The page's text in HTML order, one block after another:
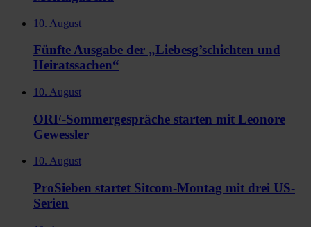
10. August
Fünfte Ausgabe der „Liebesg’schichten und
Heiratssachen“
10. August
ORF-Sommergespräche starten mit Leonore
Gewessler
10. August
ProSieben startet Sitcom-Montag mit drei US-
Serien